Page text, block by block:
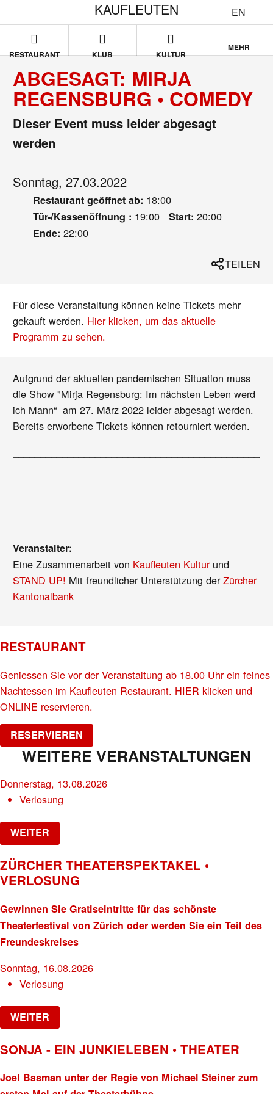
EN
KAUFLEUTEN
RESTAURANT KLUB KULTUR
MEHR
ABGESAGT: MIRJA
REGENSBURG • COMEDY
Dieser Event muss leider abgesagt
werden
Sonntag, 27.03.2022
Restaurant geöffnet ab: 18:00
Tür-/Kassenöffnung : 19:00 Start: 20:00
Ende: 22:00
TEILEN
Für diese Veranstaltung können keine Tickets mehr
gekauft werden. Hier klicken, um das aktuelle
Programm zu sehen.
Aufgrund der aktuellen pandemischen Situation muss
die Show "Mirja Regensburg: Im nächsten Leben werd
ich Mann“ am 27. März 2022 leider abgesagt werden.
Bereits erworbene Tickets können retourniert werden.
Veranstalter:
Eine Zusammenarbeit von Kaufleuten Kulturund
STAND UP! Mit freundlicher Unterstützung derZürcher
Kantonalbank
RESTAURANT
Geniessen Sie vor der Veranstaltung ab 18.00 Uhr ein feines
Nachtessen im Kaufleuten Restaurant. HIER klicken und
ONLINE reservieren.
RESERVIEREN
WEITERE VERANSTALTUNGEN
Donnerstag, 13.08.2026
Verlosung
WEITER
ZÜRCHER THEATERSPEKTAKEL •
VERLOSUNG
Gewinnen Sie Gratiseintritte für das schönste
Theaterfestival von Zürich oder werden Sie ein Teil des
Freundeskreises
Sonntag, 16.08.2026
Verlosung
WEITER
SONJA - EIN JUNKIELEBEN • THEATER
Joel Basman unter der Regie von Michael Steiner zum